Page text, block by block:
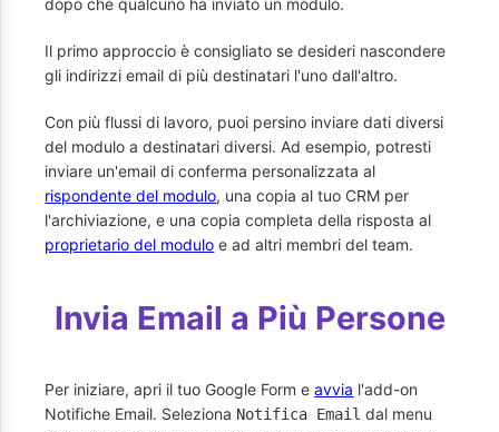
dopo che qualcuno ha inviato un modulo.
Il primo approccio è consigliato se desideri nascondere
gli indirizzi email di più destinatari l'uno dall'altro.
Con più flussi di lavoro, puoi persino inviare dati diversi
del modulo a destinatari diversi. Ad esempio, potresti
inviare un'email di conferma personalizzata al
rispondente del modulo, una copia al tuo CRM per
l'archiviazione, e una copia completa della risposta al
proprietario del modulo e ad altri membri del team.
Invia Email a Più Persone
Per iniziare, apri il tuo Google Form eavvia l'add-on
Notifiche Email. Seleziona Notifica Email dal menu